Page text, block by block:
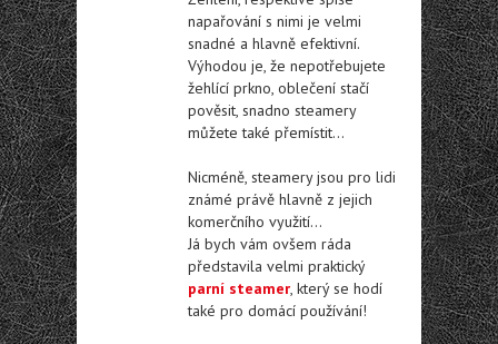
napařování s nimi je velmi
snadné a hlavně efektivní.
Výhodou je, že nepotřebujete
žehlící prkno, oblečení stačí
pověsit, snadno steamery
můžete také přemístit…
Nicméně, steamery jsou pro lidi
známé právě hlavně z jejich
komerčního využití…
Já bych vám ovšem ráda
představila velmi praktický
parní steamer, který se hodí
také pro domácí používání!